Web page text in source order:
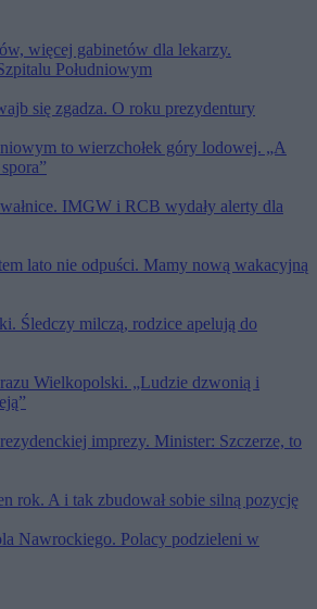
więcej gabinetów dla lekarzy.
Południowym
się zgadza. O roku prezydentury
to wierzchołek góry lodowej. „A
IMGW i RCB wydały alerty dla
lato nie odpuści. Mamy nową wakacyjną
Śledczy milczą, rodzice apelują do
Wielkopolski. „Ludzie dzwonią i
imprezy. Minister: Szczerze, to
rok. A i tak zbudował sobie silną pozycję
Nawrockiego. Polacy podzieleni w